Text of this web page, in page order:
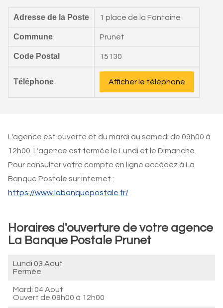
Adresse de la Poste 1 place de la Fontaine
Commune Prunet
Code Postal 15130
Téléphone Afficher le téléphone
L'agence est ouverte et du mardi au samedi de 09h00 à
12h00. L'agence est fermée le Lundi et le Dimanche.
Pour consulter votre compte en ligne accédez à La
Banque Postale sur internet :
https://www.labanquepostale.fr/
Horaires d'ouverture de votre agence
La Banque Postale Prunet
Lundi 03 Aout
Fermée
Mardi 04 Aout
Ouvert de 09h00 à 12h00